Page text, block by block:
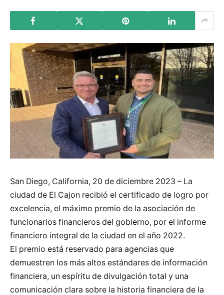
San Diego, California, 20 de diciembre 2023 – La
ciudad de El Cajon recibió el certificado de logro por
excelencia, el máximo premio de la asociación de
funcionarios financieros del gobierno, por el informe
financiero integral de la ciudad en el año 2022.
El premio está reservado para agencias que
demuestren los más altos estándares de información
financiera, un espíritu de divulgación total y una
comunicación clara sobre la historia financiera de la